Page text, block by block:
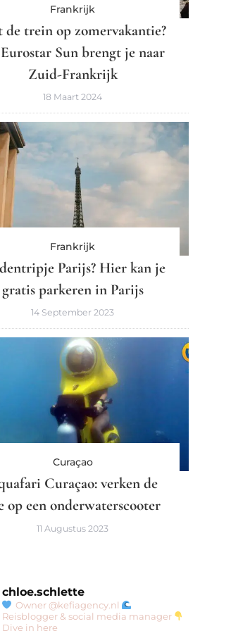
Frankrijk
de trein op zomervakantie?
Sun brengt je naar
Zuid-Frankrijk
18 Maart 2024
Frankrijk
Parijs? Hier kan je
gratis parkeren in Parijs
14 September 2023
Curaçao
Curaçao: verken de
op een onderwaterscooter
11 Augustus 2023
chloe.schlette
Owner @kefiagency.nl
Reisblogger & social media manager
Dive in here